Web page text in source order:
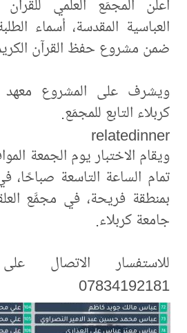
أعلن المجمَع العلمي
العباسية المقدسة، أسماء
ضمن مشروع حفظ القرآن
ويشرف على المشروع معهد
كربلاء التابع للمجمَع.
relatedinner
تمام الساعة التاسعة صباحًا،
بمنطقة فريحة، في مجمَّع
جامعة كربلاء.
للاستفسار الاتصال
07834192181